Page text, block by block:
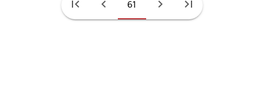
first_page chevron_left 61 chevron_right last_page